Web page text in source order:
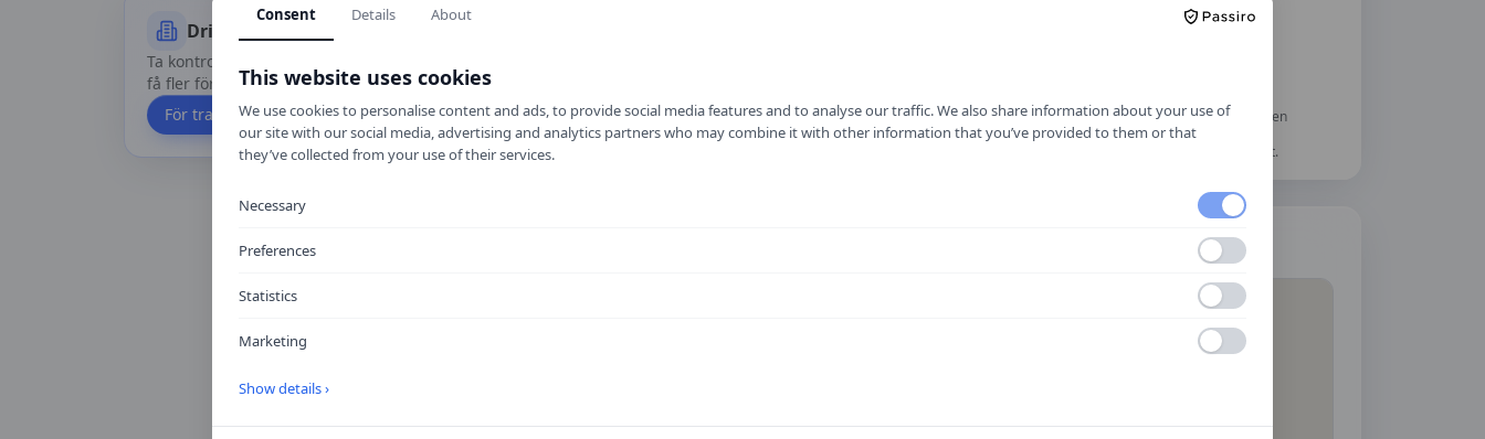
Driver du trafikskolan?
Ta kontroll över din profil, uppdatera priser och
få fler förfrågningar via Körkortskalkylator.
För trafikskolor
Om vårt arbete
Skanna med mobilkameran — telefonen
frågar om du vill lägga till
som kontakt.
Consent Details About
This website uses cookies
We use cookies to personalise content and ads, to provide social media features and to analyse our traffic. We also share information about your use of
our site with our social media, advertising and analytics partners who may combine it with other information that you’ve provided to them or that
they’ve collected from your use of their services.
Necessary
Preferences
Statistics
Marketing
Show details ›